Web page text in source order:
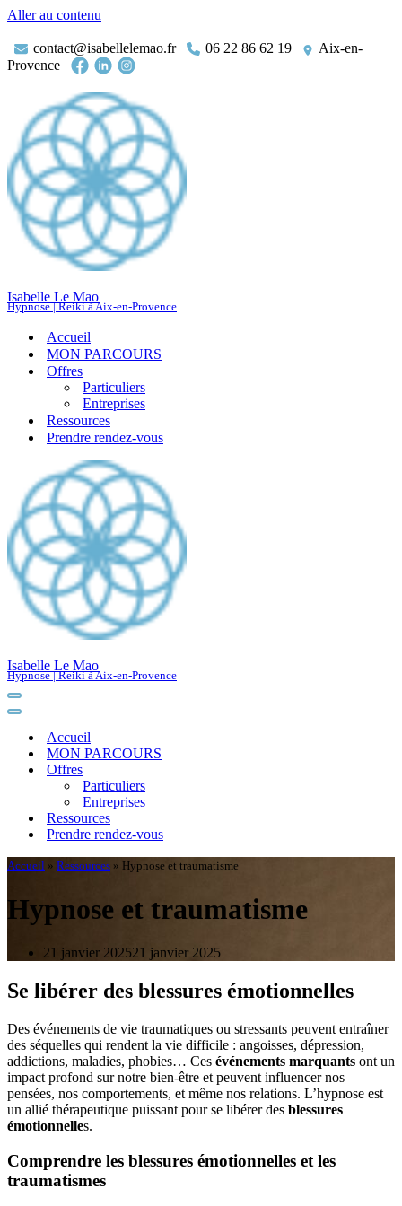
Aller au contenu
contact@isabellelemao.fr 06 22 86 62 19
Aix-en-
Provence
Isabelle Le Mao
Hypnose | Reiki à Aix-en-Provence
Accueil
MON PARCOURS
Offres
Particuliers
Entreprises
Ressources
Prendre rendez-vous
Isabelle Le Mao
Hypnose | Reiki à Aix-en-Provence
Menu
de
Menu
navigationAccueil
MON PARCOURS
Offres
Particuliers
Entreprises
Ressources
Prendre rendez-vous
Accueil » Ressources » Hypnose et traumatisme
Hypnose et traumatisme
21 janvier 202521 janvier 2025
Se libérer des blessures émotionnelles
Des événements de vie traumatiques ou stressants peuvent entraîner
des séquelles qui rendent la vie difficile : angoisses, dépression,
addictions, maladies, phobies… Ces événements marquants ont un
impact profond sur notre bien-être et peuvent influencer nos
pensées, nos comportements, et même nos relations. L’hypnose est
un allié thérapeutique puissant pour se libérer des blessures
émotionnelles.
Comprendre les blessures émotionnelles et les
traumatismes